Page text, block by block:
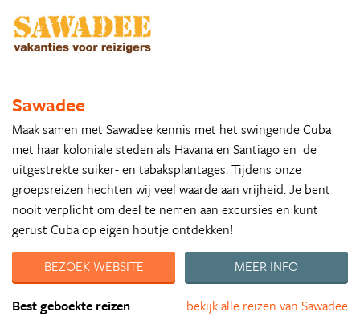
Sawadee
Maak samen met Sawadee kennis met het swingende Cuba
met haar koloniale steden als Havana en Santiago en de
uitgestrekte suiker- en tabaksplantages. Tijdens onze
groepsreizen hechten wij veel waarde aan vrijheid. Je bent
nooit verplicht om deel te nemen aan excursies en kunt
gerust Cuba op eigen houtje ontdekken!
BEZOEK WEBSITE
MEER INFO
bekijk alle reizen van Sawadee
Best geboekte reizen